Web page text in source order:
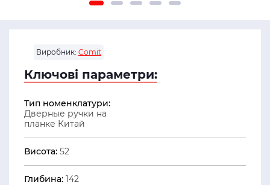
Виробник: Comit
Ключові параметри:
Тип номенклатури:
Дверные ручки на
планке Китай
Висота: 52
Глибина: 142